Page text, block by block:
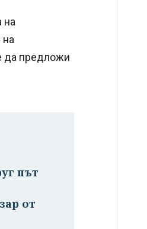
на
на
да предложи
път
от